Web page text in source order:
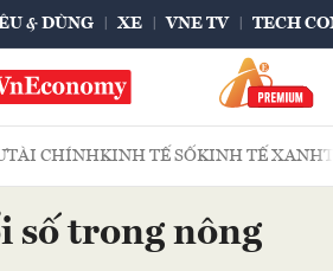
& DÙNG XE VNE TV TECH
TÀI CHÍNHKINH TẾ SỐKINH TẾ XANH
số trong nông